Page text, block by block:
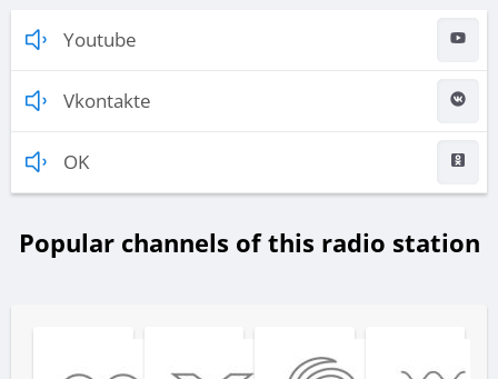
Youtube
Vkontakte
OK
Popular channels of this radio station